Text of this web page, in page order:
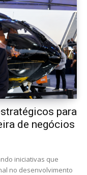
para
de negócios
iniciativas que
no desenvolvimento